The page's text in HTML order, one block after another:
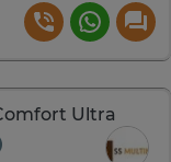
Ultra